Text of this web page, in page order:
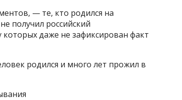
— те, кто родился на
получил российский
даже не зафиксирован факт
родился и много лет прожил в